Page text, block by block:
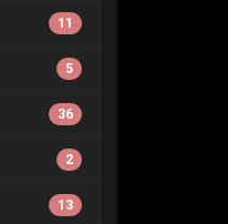
11
5
36
2
13